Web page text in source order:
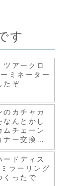
す
ツアークロ
ミネーター
たぞ
のカチャカ
なんとかし
ムチェーン
ナー交換、
ルボディ清
ードディス
ラーリング
くったで